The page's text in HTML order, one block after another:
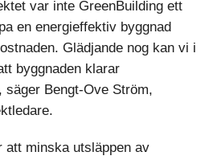
var inte GreenBuilding ett
en energieffektiv byggnad
Glädjande nog kan vi i
byggnaden klarar
säger Bengt-Ove Ström,
att minska utsläppen av